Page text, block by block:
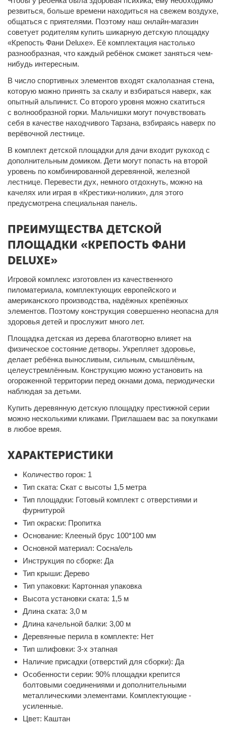
резвиться, больше времени находиться на свежем воздухе,
общаться с приятелями. Поэтому наш онлайн-магазин
советует родителям купить шикарную детскую площадку
«Крепость Фани Deluxe». Её комплектация настолько
разнообразная, что каждый ребёнок сможет заняться чем-
нибудь интересным.
В число спортивных элементов входят скалолазная стена,
которую можно принять за скалу и взбираться наверх, как
опытный альпинист. Со второго уровня можно скатиться
с волнообразной горки. Мальчишки могут почувствовать
себя в качестве находчивого Тарзана, взбираясь наверх по
верёвочной лестнице.
В комплект детской площадки для дачи входит рукоход с
дополнительным домиком. Дети могут попасть на второй
уровень по комбинированной деревянной, железной
лестнице. Перевести дух, немного отдохнуть, можно на
качелях или играя в «Крестики-нолики», для этого
предусмотрена специальная панель.
ПРЕИМУЩЕСТВА ДЕТСКОЙ
ПЛОЩАДКИ «КРЕПОСТЬ ФАНИ
DELUXE»
Игровой комплекс изготовлен из качественного
пиломатериала, комплектующих европейского и
американского производства, надёжных крепёжных
элементов. Поэтому конструкция совершенно неопасна для
здоровья детей и прослужит много лет.
Площадка детская из дерева благотворно влияет на
физическое состояние детворы. Укрепляет здоровье,
делает ребёнка выносливым, сильным, смышлёным,
целеустремлённым. Конструкцию можно установить на
огороженной территории перед окнами дома, периодически
наблюдая за детьми.
Купить деревянную детскую площадку престижной серии
можно несколькими кликами. Приглашаем вас за покупками
в любое время.
ХАРАКТЕРИСТИКИ
Количество горок: 1
Тип ската: Скат с высоты 1,5 метра
Тип площадки: Готовый комплект с отверстиями и
фурнитурой
Тип окраски: Пропитка
Основание: Клееный брус 100*100 мм
Основной материал: Сосна/ель
Инструкция по сборке: Да
Тип крыши: Дерево
Тип упаковки: Картонная упаковка
Высота установки ската: 1,5 м
Длина ската: 3,0 м
Длина качельной балки: 3,00 м
Деревянные перила в комплекте: Нет
Тип шлифовки: 3-х этапная
Наличие присадки (отверстий для сборки): Да
Особенности серии: 90% площадки крепится
болтовыми соединениями и дополнительными
металлическими элементами. Комплектующие -
усиленные.
Цвет: Каштан